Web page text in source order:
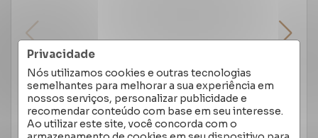
Privacidade
Nós utilizamos cookies e outras tecnologias
semelhantes para melhorar a sua experiência em
nossos serviços, personalizar publicidade e
recomendar conteúdo com base em seu interesse.
Ao utilizar este site, você concorda com o
CASA EM CONDOMÍNIO 4 QUARTOS PEDRA
REDONDA 588M²